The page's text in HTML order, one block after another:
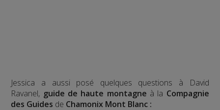
Jessica a aussi posé quelques questions à David
Ravanel, guide de haute montagne à la Compagnie
des Guides de Chamonix Mont Blanc :